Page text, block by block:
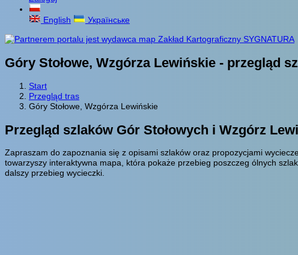
English Українське
Góry Stołowe, Wzgórza Lewińskie - przegląd
Start
Przegląd tras
Góry Stołowe, Wzgórza Lewińskie
Przegląd szlaków Gór Stołowych i Wzgórz
Zapraszam do zapoznania się z opisami szlaków oraz propozycjami
towarzyszy interaktywna mapa, która pokaże przebieg poszczeg ólnych
dalszy przebieg wycieczki.